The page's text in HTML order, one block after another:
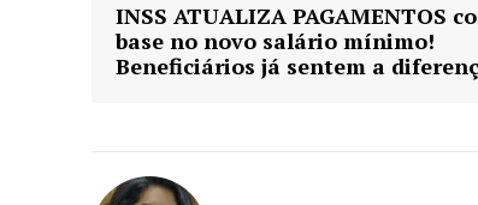
INSS ATUALIZA PAGAMENTOS
base no novo salário mínimo!
Beneficiários já sentem a